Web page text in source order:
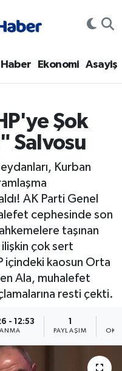
Ekonomi Asayiş
Şok
Salvosu
Kurban
AK Parti Genel
cephesinde son
taşınan
çok sert
içindeki kaosun Orta
Ala, muhalefet
resti çekti.
- 12:53
PAYLAŞIM
Haritası
Fikstür